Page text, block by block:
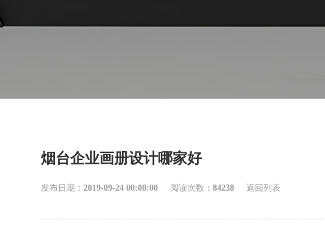
烟台企业画册设计哪家好
发布日期：2019-09-24 00:00:00 阅读次数：84238 返回列表